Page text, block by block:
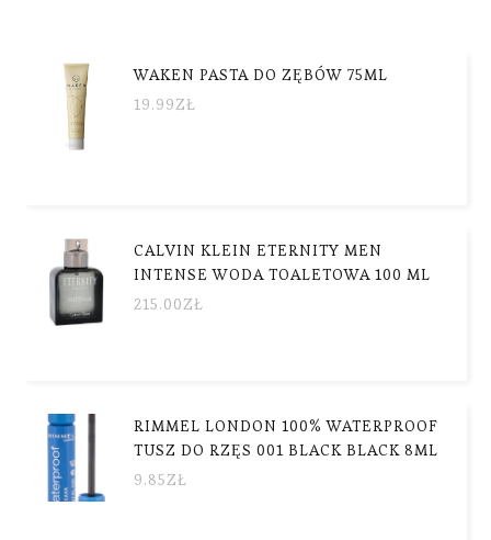
WAKEN PASTA DO ZĘBÓW 75ML
19.99ZŁ
CALVIN KLEIN ETERNITY MEN
INTENSE WODA TOALETOWA 100 ML
215.00ZŁ
RIMMEL LONDON 100% WATERPROOF
TUSZ DO RZĘS 001 BLACK BLACK 8ML
9.85ZŁ